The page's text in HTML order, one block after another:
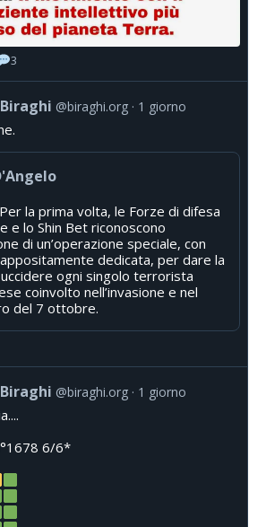
3
@biraghi.org 1 giorno
Per la prima volta, le Forze di difesa
e lo Shin Bet riconoscono
di un’operazione speciale, con
appositamente dedicata, per dare la
uccidere ogni singolo terrorista
coinvolto nell’invasione e nel
del 7 ottobre.
@biraghi.org 1 giorno
6/6*